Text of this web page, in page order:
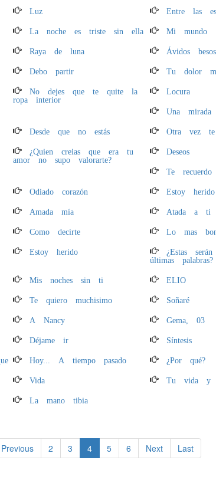
Luz Entre las
La noche es triste sin ella Mi mundo
Raya de luna Ávidos besos
Debo partir Tu dolor
No dejes que te quite la
ropa interior
Locura
Una mirada
Desde que no estás Otra vez
¿Quien creias que era tu
amor no supo valorarte?
Deseos
Te recuerdo
Odiado corazón Estoy herido
Amada mía Atada a ti
Como decirte Lo mas
Estoy herido
¿Estas
últimas palabras?
Mis noches sin ti ELIO
Te quiero muchisimo Soñaré
A Nancy Gema, 03
Déjame ir Síntesis
Hoy... A tiempo pasado ¿Por qué?
Vida Tu vida y
La mano tibia
Previous 2 3 4 5 6 Next Last